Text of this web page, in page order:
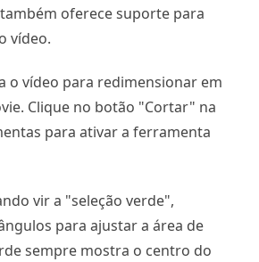
oferece suporte para
vídeo.
o vídeo para redimensionar em
Clique no botão "Cortar" na
para ativar a ferramenta
vir a "seleção verde",
para ajustar a área de
sempre mostra o centro do